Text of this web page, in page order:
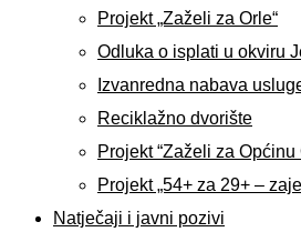
Projekt „Zaželi za Orle“
Odluka o isplati u okviru
Izvanredna nabava
Reciklažno dvorište
Projekt “Zaželi za Općinu
Projekt „54+ za 29+ –
Natječaji i javni pozivi